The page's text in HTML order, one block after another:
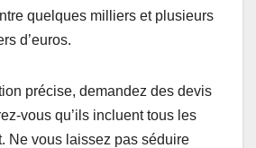
quelques milliers et plusieurs
d’euros.
précise, demandez des devis
vous qu’ils incluent tous les
Ne vous laissez pas séduire